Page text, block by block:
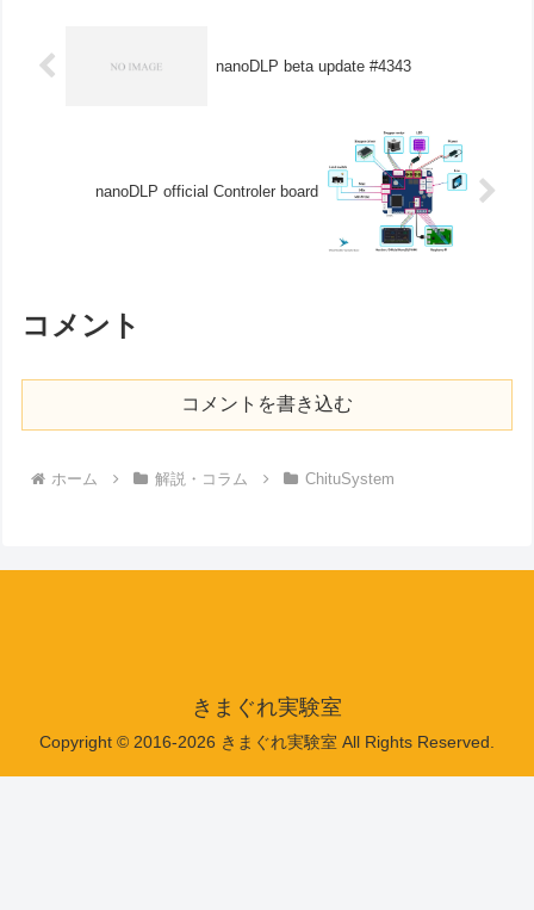
nanoDLP beta update #4343
nanoDLP official Controler board
コメント
コメントを書き込む
ホーム 解説・コラム ChituSystem
きまぐれ実験室
Copyright © 2016-2026 きまぐれ実験室 All Rights Reserved.